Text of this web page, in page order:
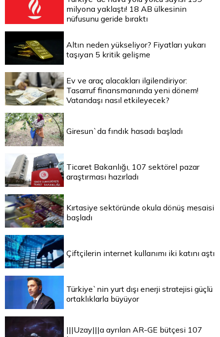
milyona yaklaştı! 18 AB ülkesinin
nüfusunu geride bıraktı
Altın neden yükseliyor? Fiyatları yukarı
taşıyan 5 kritik gelişme
Ev ve araç alacakları ilgilendiriyor:
Tasarruf finansmanında yeni dönem!
Vatandaşı nasıl etkileyecek?
Giresun`da fındık hasadı başladı
Ticaret Bakanlığı, 107 sektörel pazar
araştırması hazırladı
Kırtasiye sektöründe okula dönüş mesaisi
başladı
Çiftçilerin internet kullanımı iki katını aştı
Türkiye`nin yurt dışı enerji stratejisi güçlü
ortaklıklarla büyüyor
|||Uzay|||a ayrılan AR-GE bütçesi 107